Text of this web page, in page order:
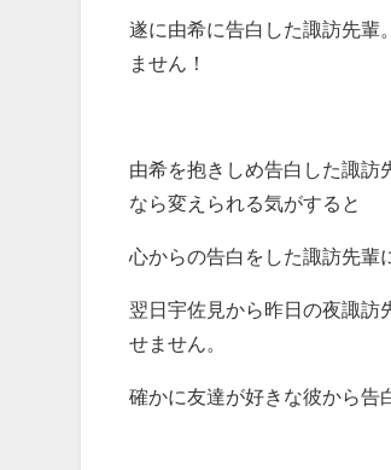
遂に由希に告白した諏訪先輩
ません！
由希を抱きしめ告白した諏訪
なら変えられる気がすると
心からの告白をした諏訪先輩
翌日宇佐見から昨日の夜諏訪
せません。
確かに友達が好きな彼から告